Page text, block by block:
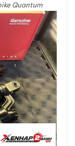
Quantum